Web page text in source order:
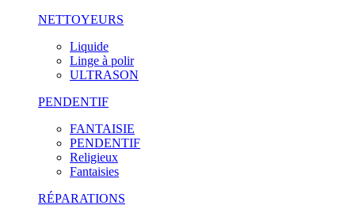
NETTOYEURS
Liquide
Linge à polir
ULTRASON
PENDENTIF
FANTAISIE
PENDENTIF
Religieux
Fantaisies
RÉPARATIONS